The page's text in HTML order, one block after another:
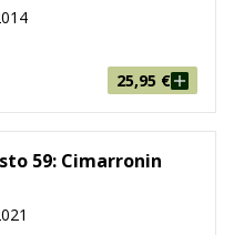
että Kronikoiden
kahdesta se ajan
ajattoman viehätyksen
lyömätön dialogi.
seikkailut
tai sarjakuvaruutuja
25,95 €
59: Cimarronin